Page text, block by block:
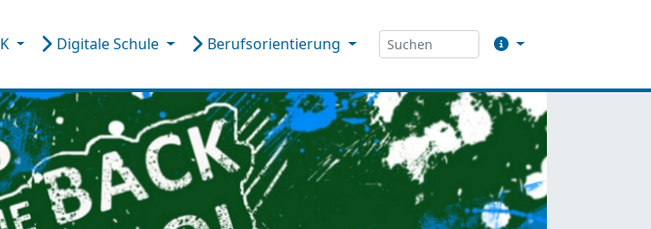
Digitale Schule Berufsorientierung